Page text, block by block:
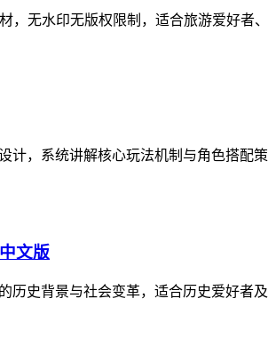
，无水印无版权限制，适合旅游爱好
计，系统讲解核心玩法机制与角色搭配
文版
历史背景与社会变革，适合历史爱好者